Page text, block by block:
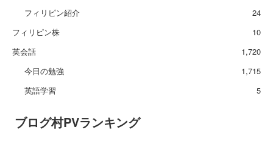
フィリピン紹介
24
フィリピン株
10
英会話
1,720
今日の勉強
1,715
英語学習
5
ブログ村PVランキング